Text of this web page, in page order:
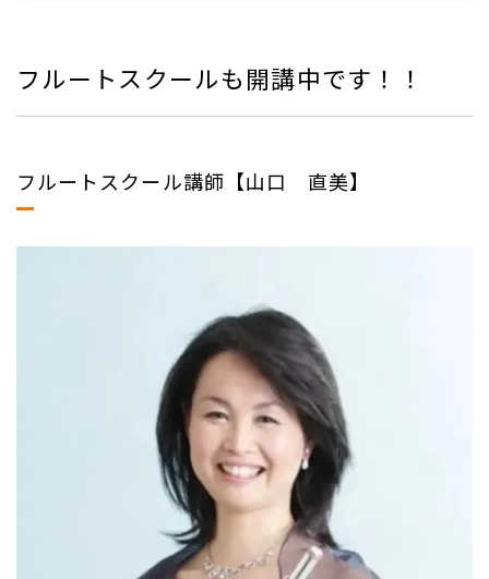
フルートスクールも開講中です！！
フルートスクール講師【山口 直美】